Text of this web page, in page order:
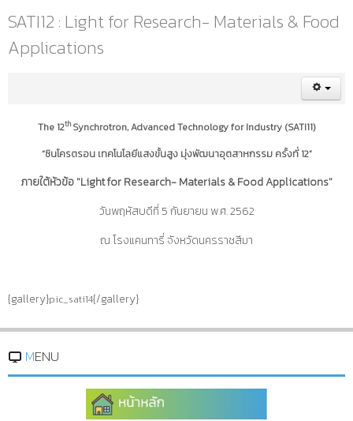
SATI12 : Light for Research- Materials & Food
Applications
The 12thSynchrotron, Advanced Technology for Industry (SATI11)
“ซินโครตรอน เทคโนโลยีแสงขั้นสูง มุ่งพัฒนาอุตสาหกรรม ครั้งที่ 12”
ภายใต้หัวข้อ "Light for Research- Materials & Food Applications"
วันพฤหัสบดีที่ 5 กันยายน พ.ศ. 2562
ณ โรงแคนทารี่ จังหวัดนครราชสีมา
{gallery}pic_sati14{/gallery}
MENU